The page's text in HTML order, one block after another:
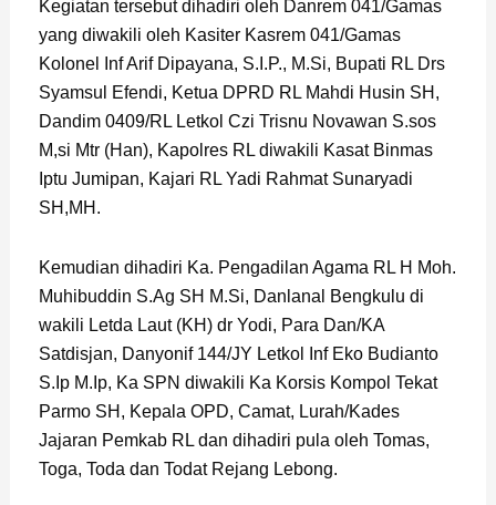
Kegiatan tersebut dihadiri oleh Danrem 041/Gamas
yang diwakili oleh Kasiter Kasrem 041/Gamas
Kolonel Inf Arif Dipayana, S.I.P., M.Si, Bupati RL Drs
Syamsul Efendi, Ketua DPRD RL Mahdi Husin SH,
Dandim 0409/RL Letkol Czi Trisnu Novawan S.sos
M,si Mtr (Han), Kapolres RL diwakili Kasat Binmas
Iptu Jumipan, Kajari RL Yadi Rahmat Sunaryadi
SH,MH.
Kemudian dihadiri Ka. Pengadilan Agama RL H Moh.
Muhibuddin S.Ag SH M.Si, Danlanal Bengkulu di
wakili Letda Laut (KH) dr Yodi, Para Dan/KA
Satdisjan, Danyonif 144/JY Letkol Inf Eko Budianto
S.Ip M.Ip, Ka SPN diwakili Ka Korsis Kompol Tekat
Parmo SH, Kepala OPD, Camat, Lurah/Kades
Jajaran Pemkab RL dan dihadiri pula oleh Tomas,
Toga, Toda dan Todat Rejang Lebong.